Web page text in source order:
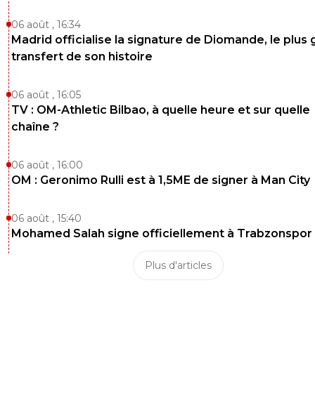
06 août , 16:34
Madrid officialise la signature de Diomande, le plus
transfert de son histoire
06 août , 16:05
TV : OM-Athletic Bilbao, à quelle heure et sur quelle
chaîne ?
06 août , 16:00
OM : Geronimo Rulli est à 1,5ME de signer à Man City
06 août , 15:40
Mohamed Salah signe officiellement à Trabzonspor
Plus d'articles